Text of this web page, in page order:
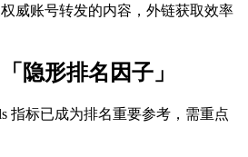
威账号转发的内容，外链获取效率
隐形排名因子」
指标已成为排名重要参考，需重点